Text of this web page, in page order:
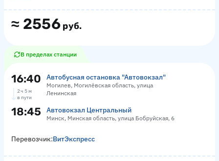
≈ 2556 руб.
В пределах станции
16:40 Автобусная остановка "Автовокзал"
Могилев, Могилёвская область, улица
Ленинская
2 ч 5 м
в пути
18:45 Автовокзал Центральный
Минск, Минская область, улица Бобруйская, 6
Перевозчик:ВитЭкспресс